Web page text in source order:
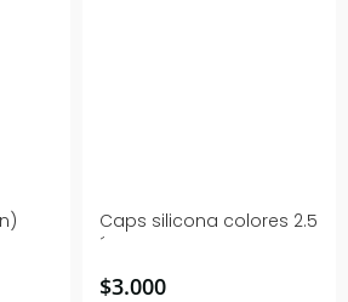
Caps silicona colores 2.5
´
$3.000